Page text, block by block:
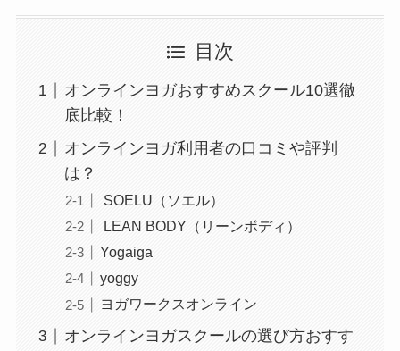
目次
オンラインヨガおすすめスクール10選徹
底比較！
オンラインヨガ利用者の口コミや評判
は？
SOELU（ソエル）
LEAN BODY（リーンボディ）
Yogaiga
yoggy
ヨガワークスオンライン
オンラインヨガスクールの選び方おすす